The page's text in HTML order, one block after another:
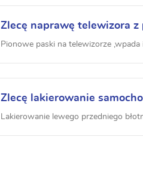
Zlecę naprawę telewizora z
Pionowe paski na telewizorze ,wpada
Zlecę lakierowanie
Lakierowanie lewego przedniego